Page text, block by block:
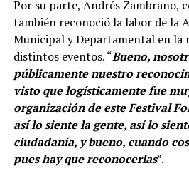
Por su parte, Andrés Zambrano,
también reconoció la labor de la
Municipal y Departamental en la
distintos eventos. “Bueno,
públicamente nuestro
visto que logísticamente fue
organización de este Festival
así lo siente la gente, así lo
ciudadanía, y bueno, cuando
pues hay que reconocerlas”.